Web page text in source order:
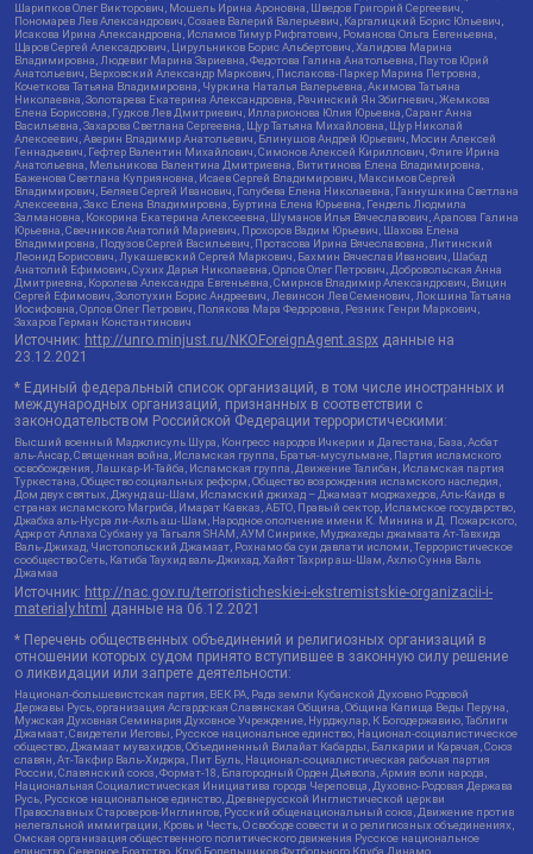
Шарипков Олег Викторович, Мошель Ирина Ароновна, Шведов Григорий Сергеевич,
Пономарев Лев Александрович, Созаев Валерий Валерьевич, Каргалицкий Борис Юльевич,
Исакова Ирина Александровна, Исламов Тимур Рифгатович, Романова Ольга Евгеньевна,
Щаров Сергей Алексадрович, Цирульников Борис Альбертович, Халидова Марина
Владимировна, Людевиг Марина Зариевна, Федотова Галина Анатольевна, Паутов Юрий
Анатольевич, Верховский Александр Маркович, Пислакова-Паркер Марина Петровна,
Кочеткова Татьяна Владимировна, Чуркина Наталья Валерьевна, Акимова Татьяна
Николаевна, Золотарева Екатерина Александровна, Рачинский Ян Збигневич, Жемкова
Елена Борисовна, Гудков Лев Дмитриевич, Илларионова Юлия Юрьевна, Саранг Анна
Васильевна, Захарова Светлана Сергеевна, Щур Татьяна Михайловна, Щур Николай
Алексеевич, Аверин Владимир Анатольевич, Блинушов Андрей Юрьевич, Мосин Алексей
Геннадьевич, Гефтер Валентин Михайлович, Симонов Алексей Кириллович, Флиге Ирина
Анатольевна, Мельникова Валентина Дмитриевна, Вититинова Елена Владимировна,
Баженова Светлана Куприяновна, Исаев Сергей Владимирович, Максимов Сергей
Владимирович, Беляев Сергей Иванович, Голубева Елена Николаевна, Ганнушкина Светлана
Алексеевна, Закс Елена Владимировна, Буртина Елена Юрьевна, Гендель Людмила
Залмановна, Кокорина Екатерина Алексеевна, Шуманов Илья Вячеславович, Арапова Галина
Юрьевна, Свечников Анатолий Мариевич, Прохоров Вадим Юрьевич, Шахова Елена
Владимировна, Подузов Сергей Васильевич, Протасова Ирина Вячеславовна, Литинский
Леонид Борисович, Лукашевский Сергей Маркович, Бахмин Вячеслав Иванович, Шабад
Анатолий Ефимович, Сухих Дарья Николаевна, Орлов Олег Петрович, Добровольская Анна
Дмитриевна, Королева Александра Евгеньевна, Смирнов Владимир Александрович, Вицин
Сергей Ефимович, Золотухин Борис Андреевич, Левинсон Лев Семенович, Локшина Татьяна
Иосифовна, Орлов Олег Петрович, Полякова Мара Федоровна, Резник Генри Маркович,
Захаров Герман Константинович
Источник: http://unro.minjust.ru/NKOForeignAgent.aspx данные на
23.12.2021
* Единый федеральный список организаций, в том числе иностранных и
международных организаций, признанных в соответствии с
законодательством Российской Федерации террористическими:
Высший военный Маджлисуль Шура, Конгресс народов Ичкерии и Дагестана, База, Асбат
аль-Ансар, Священная война, Исламская группа, Братья-мусульмане, Партия исламского
освобождения, Лашкар-И-Тайба, Исламская группа, Движение Талибан, Исламская партия
Туркестана, Общество социальных реформ, Общество возрождения исламского наследия,
Дом двух святых, Джунд аш-Шам, Исламский джихад – Джамаат моджахедов, Аль-Каида в
странах исламского Магриба, Имарат Кавказ, АБТО, Правый сектор, Исламское государство,
Джабха аль-Нусра ли-Ахль аш-Шам, Народное ополчение имени К. Минина и Д. Пожарского,
Аджр от Аллаха Субхану уа Тагьаля SHAM, АУМ Синрике, Муджахеды джамаата Ат-Тавхида
Валь-Джихад, Чистопольский Джамаат, Рохнамо ба суи давлати исломи, Террористическое
сообщество Сеть, Катиба Таухид валь-Джихад, Хайят Тахрир аш-Шам, Ахлю Сунна Валь
Джамаа
Источник: http://nac.gov.ru/terroristicheskie-i-ekstremistskie-organizacii-i-
materialy.html
данные на 06.12.2021
* Перечень общественных объединений и религиозных организаций в
отношении которых судом принято вступившее в законную силу решение
о ликвидации или запрете деятельности:
Национал-большевистская партия, ВЕК РА, Рада земли Кубанской Духовно Родовой
Державы Русь, организация Асгардская Славянская Община, Община Капища Веды Перуна,
Мужская Духовная Семинария Духовное Учреждение, Нурджулар, К Богодержавию, Таблиги
Джамаат, Свидетели Иеговы, Русское национальное единство, Национал-социалистическое
общество, Джамаат мувахидов, Объединенный Вилайат Кабарды, Балкарии и Карачая, Союз
славян, Ат-Такфир Валь-Хиджра, Пит Буль, Национал-социалистическая рабочая партия
России, Славянский союз, Формат-18, Благородный Орден Дьявола, Армия воли народа,
Национальная Социалистическая Инициатива города Череповца, Духовно-Родовая Держава
Русь, Русское национальное единство, Древнерусской Инглистической церкви
Православных Староверов-Инглингов, Русский общенациональный союз, Движение против
нелегальной иммиграции, Кровь и Честь, О свободе совести и о религиозных объединениях,
Омская организация общественного политического движения Русское национальное
единство, Северное Братство, Клуб Болельщиков Футбольного Клуба Динамо,